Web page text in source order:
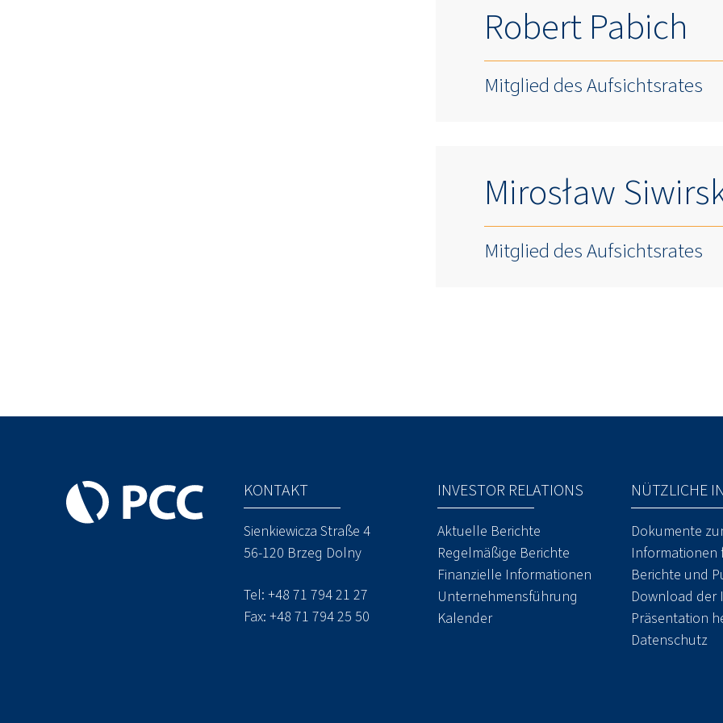
Robert Pabich
Mitglied des Aufsichtsrates
Mirosław
Mitglied des Aufsichtsrates
KONTAKT
Sienkiewicza Straße 4
56-120 Brzeg Dolny
Tel: +48 71 794 21 27
Fax: +48 71 794 25 50
INVESTOR RELATIONS
Aktuelle Berichte
Regelmäßige Berichte
Finanzielle Informationen
Unternehmensführung
Kalender
NÜTZLICHE
Dokumente
Informationen
Berichte und
Download der
Präsentation
Datenschutz